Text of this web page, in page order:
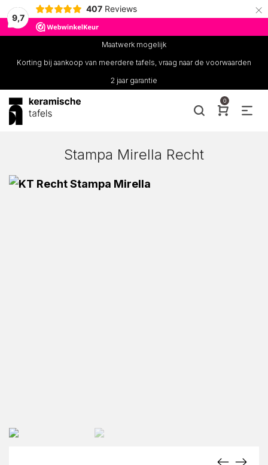
9,7
407 Reviews ×
Maatwerk mogelijk
Korting bij aankoop van meerdere tafels, vraag naar de voorwaarden
2 jaar garantie
0
Stampa Mirella Recht